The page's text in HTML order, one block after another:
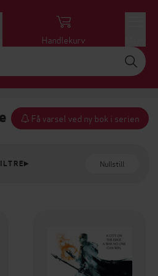
Handlekurv
Få varsel ved ny bok i serien
Nullstill